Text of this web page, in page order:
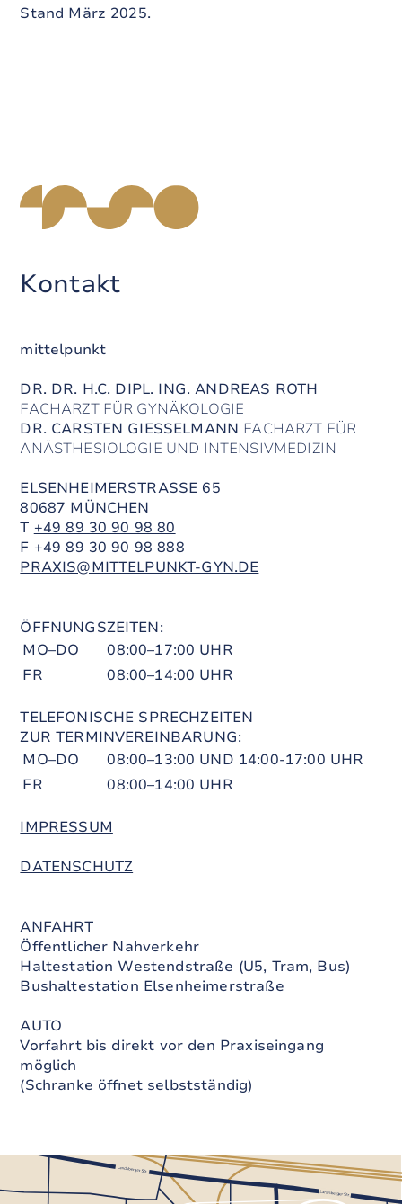
Stand März 2025.
Kontakt
mittelpunkt
DR. DR. H.C. DIPL. ING. ANDREAS ROTH
FACHARZT FÜR GYNÄKOLOGIE
DR. CARSTEN GIESSELMANN FACHARZT FÜR
ANÄSTHESIOLOGIE UND INTENSIVMEDIZIN
ELSENHEIMERSTRASSE 65
80687 MÜNCHEN
T +4989 30 90 98 80
F +4989 30 90 98 888
PRAXIS@MITTELPUNKT-GYN.DE
ÖFFNUNGSZEITEN:
MO–DO
08:00–17:00 UHR
FR
08:00–14:00 UHR
TELEFONISCHE SPRECHZEITEN
ZUR TERMINVEREINBARUNG:
MO–DO
08:00–13:00 UND 14:00-17:00 UHR
FR
08:00–14:00 UHR
IMPRESSUM
DATENSCHUTZ
ANFAHRT
Öffentlicher Nahverkehr
Haltestation Westendstraße (U5, Tram, Bus)
Bushaltestation Elsenheimerstraße
AUTO
Vorfahrt bis direkt vor den Praxiseingang
möglich
(Schranke öffnet selbstständig)